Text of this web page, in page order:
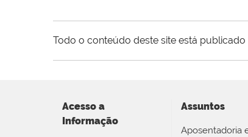
Todo o conteúdo deste site está publicado
Acesso a
Informação
Assuntos
Aposentadoria